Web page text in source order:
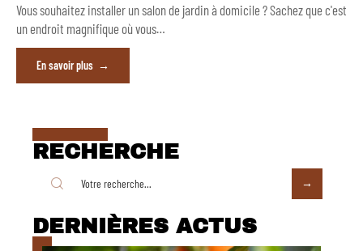
Vous souhaitez installer un salon de jardin à domicile ? Sachez que c'est
un endroit magnifique où vous…
En savoir plus
RECHERCHE
DERNIÈRES ACTUS